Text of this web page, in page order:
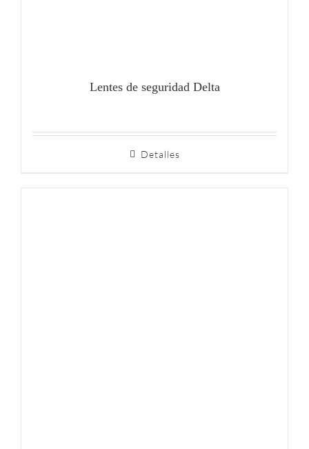
Lentes de seguridad Delta
Detalles